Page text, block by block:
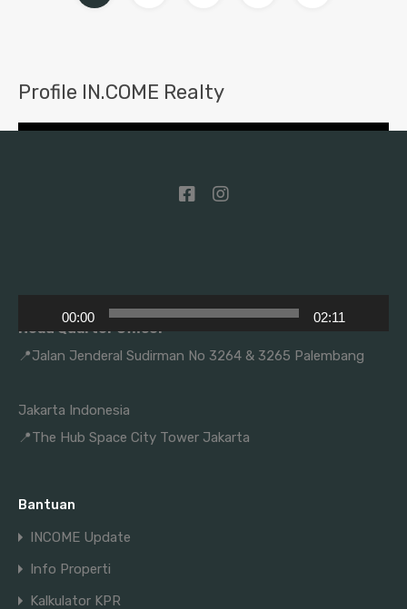
Profile IN.COME Realty
Pemutar
00:00 02:11
Apartement
Head Quarter Office:
📍Jalan Jenderal Sudirman No 3264 & 3265 Palembang
Jakarta Indonesia
📍The Hub Space City Tower Jakarta
Bantuan
INCOME Update
Info Properti
Kalkulator KPR